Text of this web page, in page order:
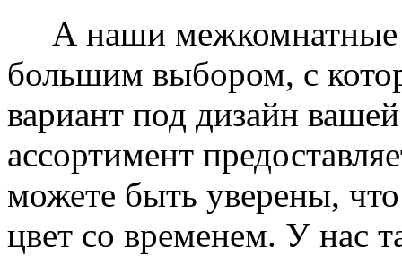
А наши межкомнатные
большим выбором, с
вариант под дизайн
ассортимент
можете быть уверены,
цвет со временем. У нас